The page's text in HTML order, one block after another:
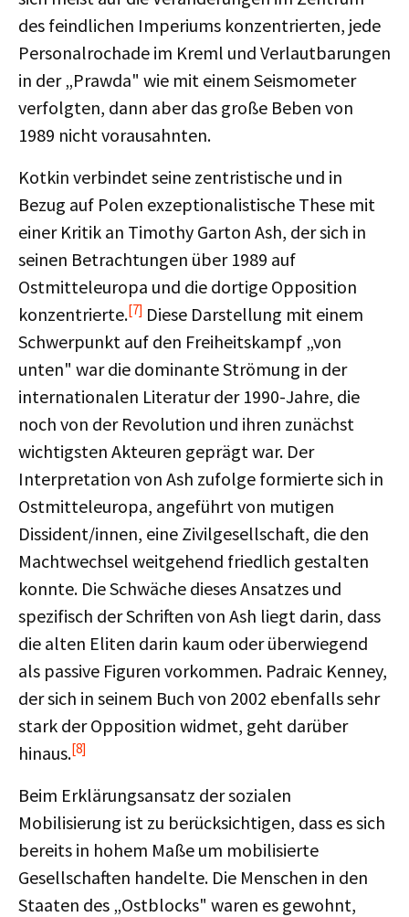
des feindlichen Imperiums konzentrierten, jede
Personalrochade im Kreml und Verlautbarungen
in der „Prawda" wie mit einem Seismometer
verfolgten, dann aber das große Beben von
1989 nicht vorausahnten.
Kotkin verbindet seine zentristische und in
Bezug auf Polen exzeptionalistische These mit
einer Kritik an Timothy Garton Ash, der sich in
seinen Betrachtungen über 1989 auf
Ostmitteleuropa und die dortige Opposition
konzentrierte.[7] Diese Darstellung mit einem
Schwerpunkt auf den Freiheitskampf „von
unten" war die dominante Strömung in der
internationalen Literatur der 1990-Jahre, die
noch von der Revolution und ihren zunächst
wichtigsten Akteuren geprägt war. Der
Interpretation von Ash zufolge formierte sich in
Ostmitteleuropa, angeführt von mutigen
Dissident/innen, eine Zivilgesellschaft, die den
Machtwechsel weitgehend friedlich gestalten
konnte. Die Schwäche dieses Ansatzes und
spezifisch der Schriften von Ash liegt darin, dass
die alten Eliten darin kaum oder überwiegend
als passive Figuren vorkommen. Padraic Kenney,
der sich in seinem Buch von 2002 ebenfalls sehr
stark der Opposition widmet, geht darüber
hinaus.[8]
Beim Erklärungsansatz der sozialen
Mobilisierung ist zu berücksichtigen, dass es sich
bereits in hohem Maße um mobilisierte
Gesellschaften handelte. Die Menschen in den
Staaten des „Ostblocks" waren es gewohnt,